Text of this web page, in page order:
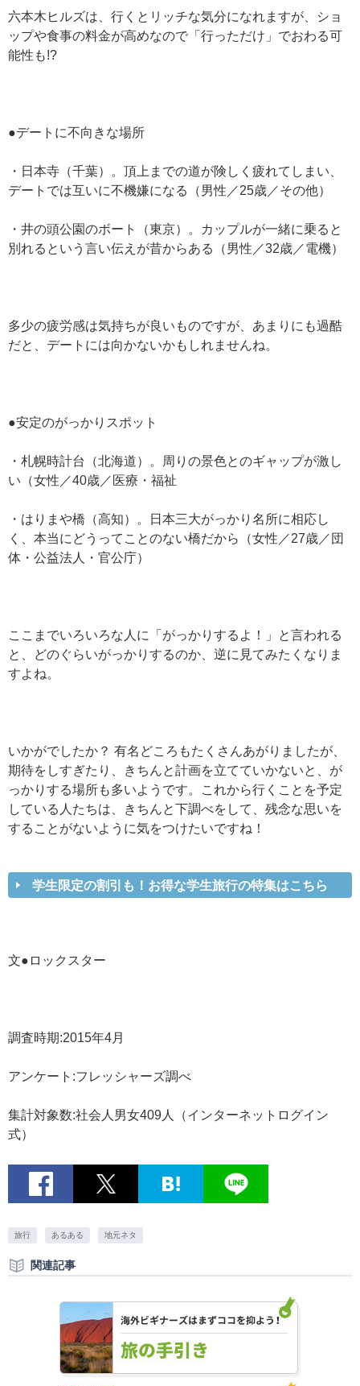
六本木ヒルズは、行くとリッチな気分になれますが、ショ
ップや食事の料金が高めなので「行っただけ」でおわる可
能性も!?
●デートに不向きな場所
・日本寺（千葉）。頂上までの道が険しく疲れてしまい、
デートでは互いに不機嫌になる（男性／25歳／その他）
・井の頭公園のボート（東京）。カップルが一緒に乗ると
別れるという言い伝えが昔からある（男性／32歳／電機）
多少の疲労感は気持ちが良いものですが、あまりにも過酷
だと、デートには向かないかもしれませんね。
●安定のがっかりスポット
・札幌時計台（北海道）。周りの景色とのギャップが激し
い（女性／40歳／医療・福祉
・はりまや橋（高知）。日本三大がっかり名所に相応し
く、本当にどうってことのない橋だから（女性／27歳／団
体・公益法人・官公庁）
ここまでいろいろな人に「がっかりするよ！」と言われる
と、どのぐらいがっかりするのか、逆に見てみたくなりま
すよね。
いかがでしたか？ 有名どころもたくさんあがりましたが、
期待をしすぎたり、きちんと計画を立てていかないと、が
っかりする場所も多いようです。これから行くことを予定
している人たちは、きちんと下調べをして、残念な思いを
することがないように気をつけたいですね！
学生限定の割引も！お得な学生旅行の特集はこちら
文●ロックスター
調査時期:2015年4月
アンケート:フレッシャーズ調べ
集計対象数:社会人男女409人（インターネットログイン
式）
旅行 あるある 地元ネタ
関連記事